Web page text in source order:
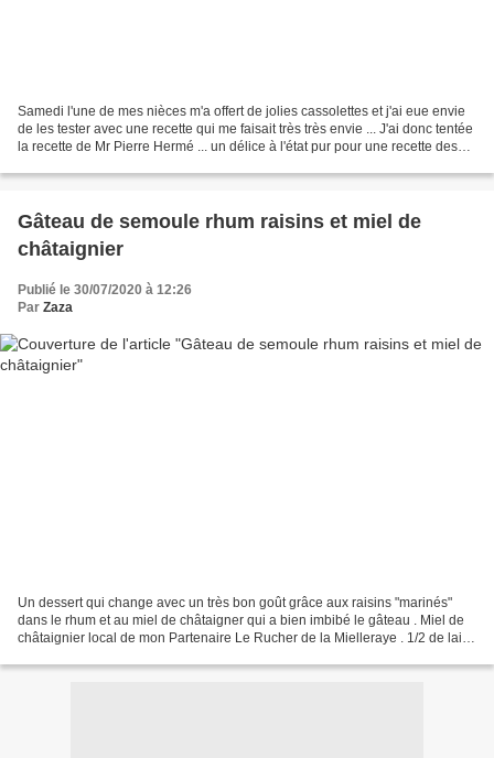
Samedi l'une de mes nièces m'a offert de jolies cassolettes et j'ai eue envie
de les tester avec une recette qui me faisait très très envie ... J'ai donc tentée
la recette de Mr Pierre Hermé ... un délice à l'état pur pour une recette des
Gâteau de semoule rhum raisins et miel de
châtaignier
Publié le 30/07/2020 à 12:26
Par Zaza
Un dessert qui change avec un très bon goût grâce aux raisins "marinés"
dans le rhum et au miel de châtaigner qui a bien imbibé le gâteau . Miel de
châtaignier local de mon Partenaire Le Rucher de la Mielleraye . 1/2 de lait